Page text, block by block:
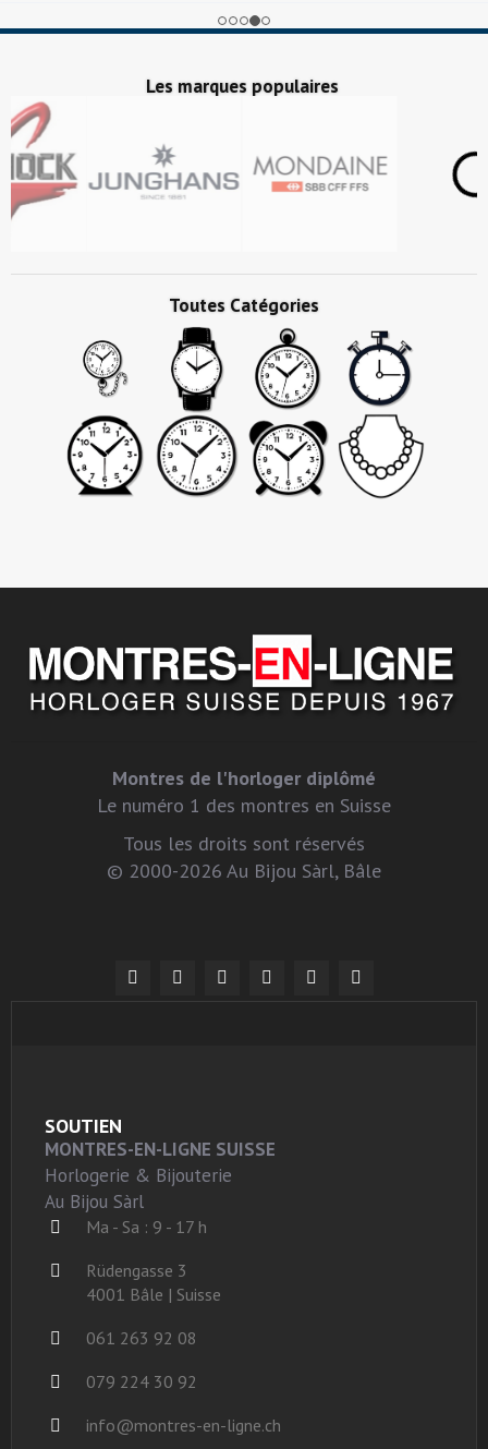
Les marques populaires
Toutes Catégories
Montres de l'horloger diplômé
Le numéro 1 des montres en Suisse
Tous les droits sont réservés
© 2000-2026 Au Bijou Sàrl, Bâle
SOUTIEN
MONTRES-EN-LIGNE SUISSE
Horlogerie & Bijouterie
Au Bijou Sàrl
Ma - Sa : 9 - 17 h
Rüdengasse 3
4001 Bâle | Suisse
061 263 92 08
079 224 30 92
info@montres-en-ligne.ch